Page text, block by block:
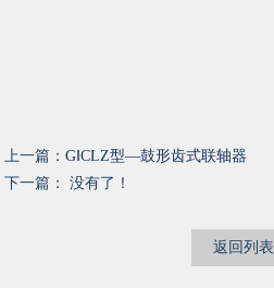
上一篇：GⅠCLZ型—鼓形齿式联轴器
下一篇： 没有了！
返回列表